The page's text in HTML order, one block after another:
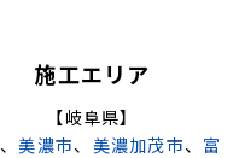
施工エリア
【岐阜県】
、美濃市、 美濃加茂市、 富